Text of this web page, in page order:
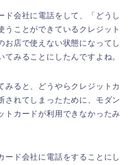
ド会社に電話をして、「どうし
うことができているクレジット
お店で使えない状態になってし
てみることにしたんですよね。
みると、どうやらクレジットカ
されてしまったために、モダン
トカードが利用できなかったみ
ード会社に電話をすることにし